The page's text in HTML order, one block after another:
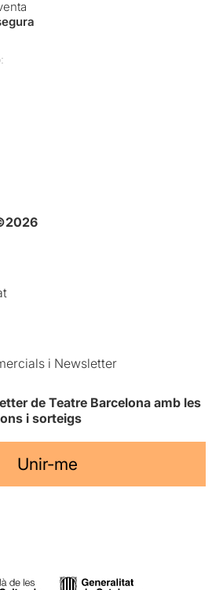
i Newsletter
de Teatre Barcelona amb les
i sorteigs
Unir-me